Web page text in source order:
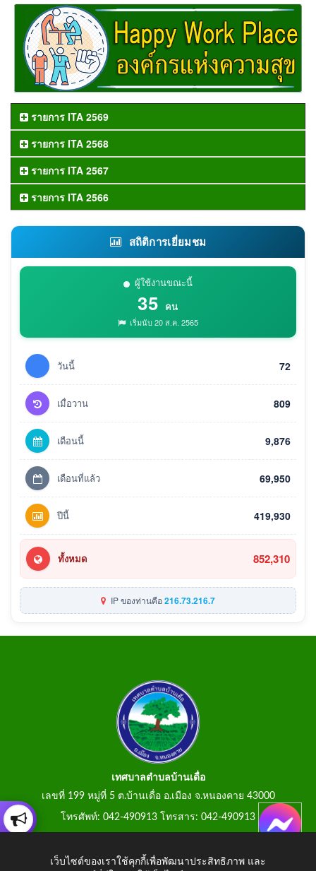
รายการ ITA 2569
รายการ ITA 2568
รายการ ITA 2567
รายการ ITA 2566
สถิติการเยี่ยมชม
ผู้ใช้งานขณะนี้
35 คน
เริ่มนับ 20 ส.ค. 2565
วันนี้ 72
เมื่อวาน 809
เดือนนี้ 9,876
เดือนที่แล้ว 69,950
ปีนี้ 419,930
ทั้งหมด 852,310
IP ของท่านคือ216.73.216.7
เทศบาลตำบลบ้านเดื่อ
เลขที่ 199 หมู่ที่ 5 ต.บ้านเดื่อ อ.เมือง จ.หนองคาย 43000
โทรศัพท์: 042-490913 โทรสาร: 042-490913
เว็บไซต์ของเราใช้คุกกี้เพื่อพัฒนาประสิทธิภาพ และ